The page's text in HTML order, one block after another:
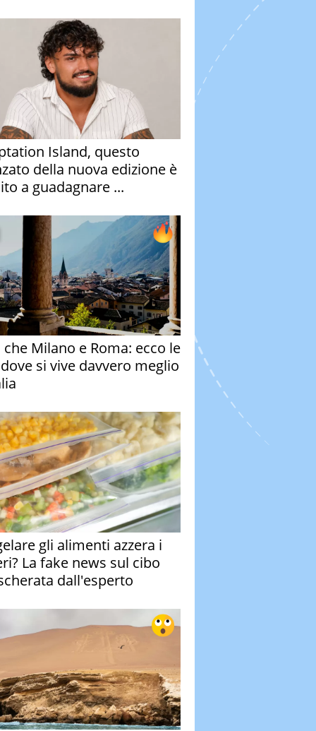
Island, questo
della nuova edizione è
a guadagnare ...
Milano e Roma: ecco le
si vive davvero meglio
gli alimenti azzera i
La fake news sul cibo
dall'esperto